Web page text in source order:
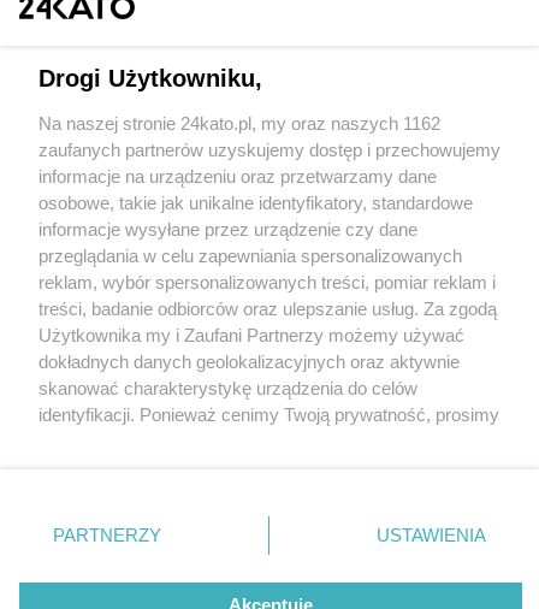
5 / 0
Wydawca mediów lokalnych
Nie zapomnij
zapoznać się z:
polityką prywatności regulamin korzystania z portali
Twojemiasto
Piekary Śląskie
Chorzów
Tarnowskie Góry
Gliwice
Skontakuj sięz nami
Kontakt
Wydawca
Redakcja
Drogi Użytkowniku,
Na naszej stronie 24kato.pl, my oraz naszych 1162
zaufanych partnerów uzyskujemy dostęp i przechowujemy
informacje na urządzeniu oraz przetwarzamy dane
osobowe, takie jak unikalne identyfikatory, standardowe
informacje wysyłane przez urządzenie czy dane
przeglądania w celu zapewniania spersonalizowanych
reklam, wybór spersonalizowanych treści, pomiar reklam i
treści, badanie odbiorców oraz ulepszanie usług. Za zgodą
Użytkownika my i Zaufani Partnerzy możemy używać
dokładnych danych geolokalizacyjnych oraz aktywnie
skanować charakterystykę urządzenia do celów
identyfikacji. Ponieważ cenimy Twoją prywatność, prosimy
prywatności znajdujący się w lewym dolnym rogu strony
. Niektóre rodzaje przetwarzania danych nie wymagają
zgody użytkownika, ale masz prawo sprzeciwić się
takiemu przetwarzaniu. Preferencje będą miały
PARTNERZY USTAWIENIA
Akceptuję